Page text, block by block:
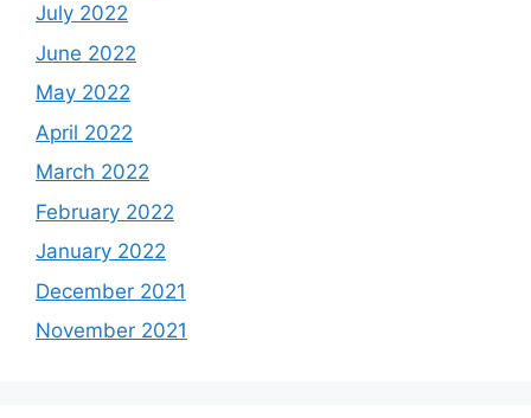
July 2022
June 2022
May 2022
April 2022
March 2022
February 2022
January 2022
December 2021
November 2021